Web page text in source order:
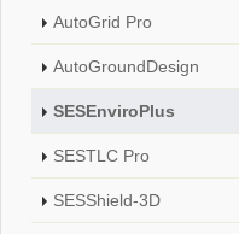
AutoGrid Pro
AutoGroundDesign
SESEnviroPlus
SESTLC Pro
SESShield-3D